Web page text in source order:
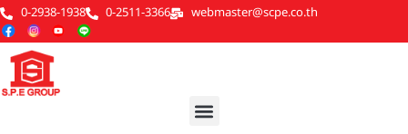
Skip
to
content
0-2938-1938 0-2511-3366 webmaster@scpe.co.th
Menu